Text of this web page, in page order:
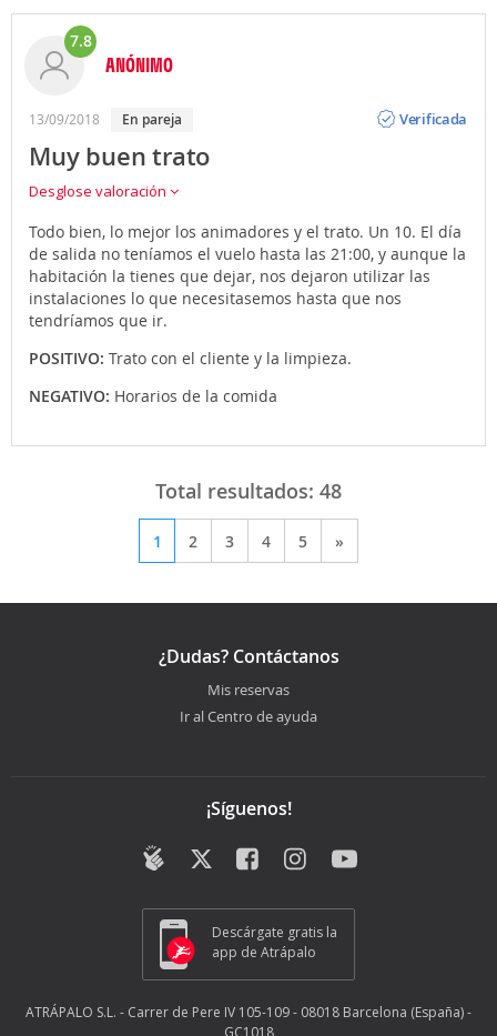
7.8
ANÓNIMO
13/09/2018 en pareja
Verificada
Muy buen trato
Desglose valoración
Todo bien, lo mejor los animadores y el trato. Un 10. El día
de salida no teníamos el vuelo hasta las 21:00, y aunque la
habitación la tienes que dejar, nos dejaron utilizar las
instalaciones lo que necesitasemos hasta que nos
tendríamos que ir.
POSITIVO: Trato con el cliente y la limpieza.
NEGATIVO: Horarios de la comida
Total resultados: 48
1 2 3 4 5 »
¿Dudas? Contáctanos
Mis reservas
Ir al Centro de ayuda
¡Síguenos!
Descárgate gratis la
app de Atrápalo
ATRÁPALO S.L. - Carrer de Pere IV 105-109 - 08018 Barcelona (España) -
GC1018